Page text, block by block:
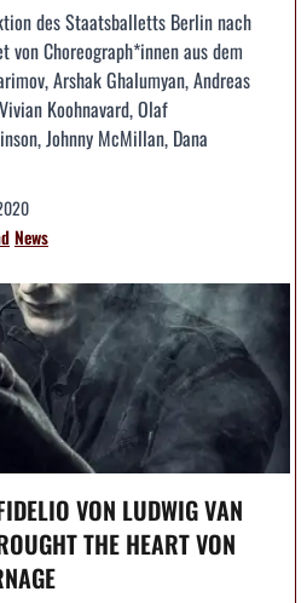
des Staatsballetts Berlin nach
von Choreograph*innen aus dem
Arshak Ghalumyan, Andreas
Koohnavard, Olaf
Johnny McMillan, Dana
News
VON LUDWIG VAN
THE HEART VON